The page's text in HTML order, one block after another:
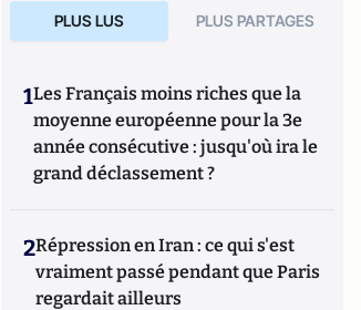
PLUS LUS PLUS PARTAGES
1Les Français moins riches que la
moyenne européenne pour la 3e
année consécutive : jusqu'où ira le
grand déclassement ?
2Répression en Iran : ce qui s'est
vraiment passé pendant que Paris
regardait ailleurs